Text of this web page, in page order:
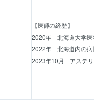
【医師の経歴】
2020年 北海道大学医
2022年 北海道内の病
2023年10月 アステリ